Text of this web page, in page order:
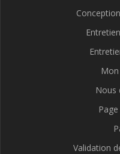
Nous
Page
Validation